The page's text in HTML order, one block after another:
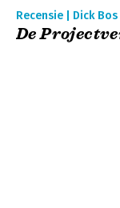
Recensie | Dick Bos
De